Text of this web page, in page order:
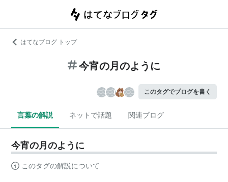
はてなブログ トップ
今宵の月のように
このタグでブログを書く
言葉の解説 ネットで話題 関連ブログ
今宵の月のように
このタグの解説について